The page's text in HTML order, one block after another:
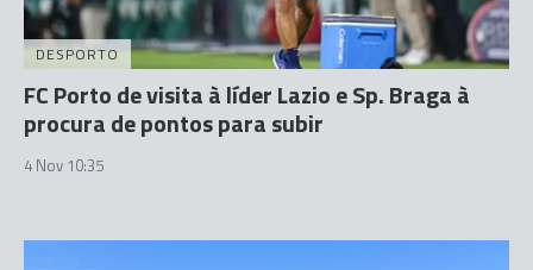
DESPORTO
FC Porto de visita à líder Lazio e Sp. Braga à
procura de pontos para subir
4 Nov 10:35